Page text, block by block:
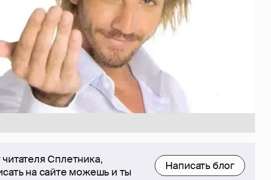
Сплетника,
на сайте можешь и ты
Написать блог